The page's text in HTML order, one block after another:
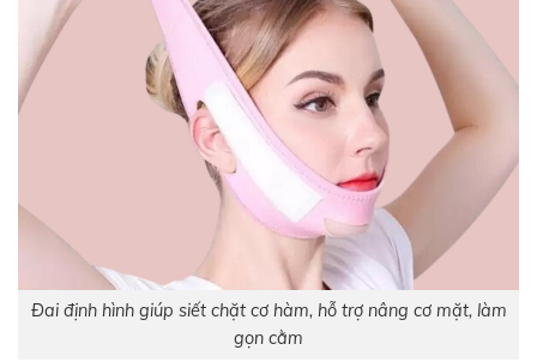
Đai định hình giúp siết chặt cơ hàm, hỗ trợ nâng cơ mặt, làm
gọn cằm